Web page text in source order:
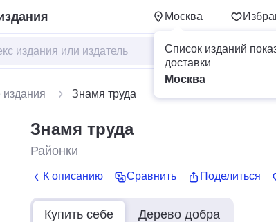
Москва
Список изданий
доставки
Москва
Знамя труда
Знамя труда
Районки
К описанию Сравнить Поделиться
Купить себе Дерево добра